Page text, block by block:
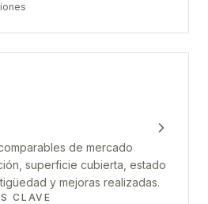
de mercado
superficie cubierta, estado
y mejoras realizadas.
CLAVE